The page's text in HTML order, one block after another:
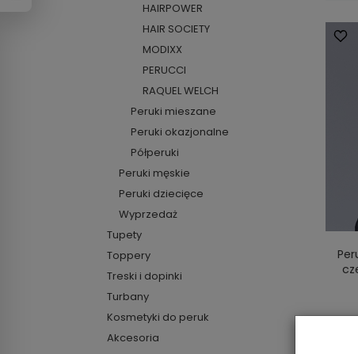
HAIRPOWER
HAIR SOCIETY
MODIXX
PERUCCI
RAQUEL WELCH
Peruki mieszane
Peruki okazjonalne
Półperuki
Peruki męskie
Peruki dziecięce
Wyprzedaż
Tupety
Toppery
Treski i dopinki
Turbany
Kosmetyki do peruk
Akcesoria